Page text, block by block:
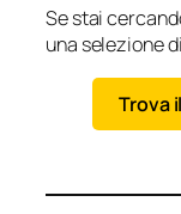
Se stai
una selezione
Trova